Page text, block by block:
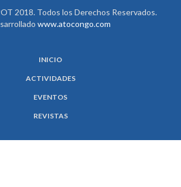
2018. Todos los Derechos Reservados.
www.atocongo.com
INICIO
ACTIVIDADES
EVENTOS
REVISTAS